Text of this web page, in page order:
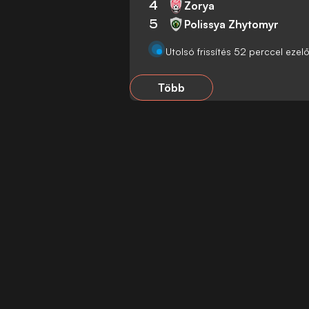
4 Zorya
5 Polissya Zhytomyr
Utolsó frissítés 52 perccel
Több